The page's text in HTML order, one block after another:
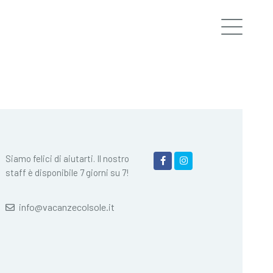
Siamo felici di aiutarti. Il nostro
staff è disponibile 7 giorni su 7!
info@vacanzecolsole.it